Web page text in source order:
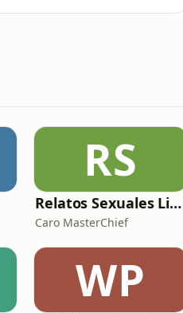
RS
Relatos Sexuales Liberales
Caro MasterChief
WP